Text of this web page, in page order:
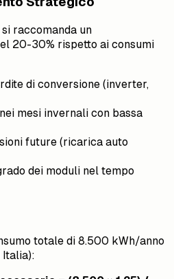
raccomanda un
20-30% rispetto ai consumi
di conversione (inverter,
mesi invernali con bassa
future (ricarica auto
dei moduli nel tempo
totale di 8.500 kWh/anno
Italia):